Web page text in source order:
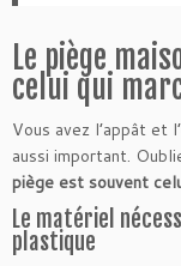
Le piège
celui qui
Vous avez l’appât et
aussi important.
piège est souvent
Le matériel
plastique